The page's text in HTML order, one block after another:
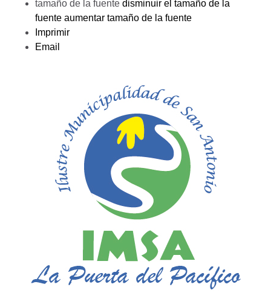
tamaño de la fuente disminuir el tamaño de la
fuente aumentar tamaño de la fuente
Imprimir
Email